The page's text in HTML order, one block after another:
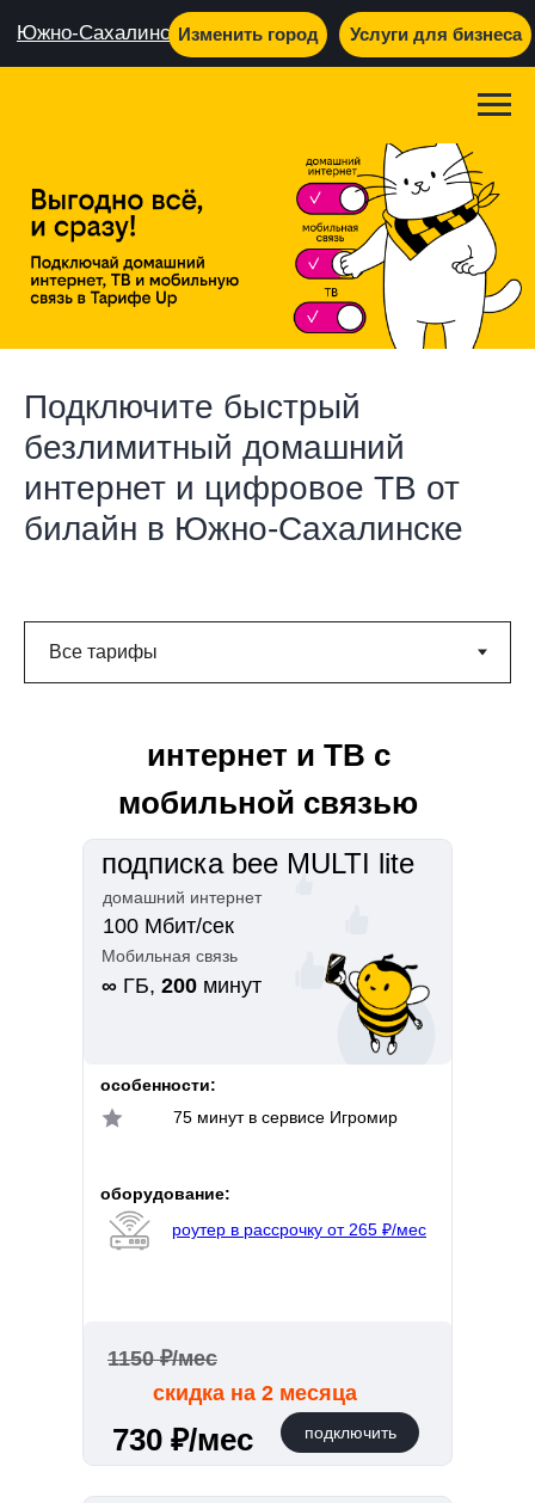
Южно-Сахалинск Изменить город Услуги для бизнеса
Подключите быстрый
безлимитный домашний
интернет и цифровое ТВ от
билайн в Южно-Сахалинске
интернет и ТВ с
мобильной связью
подписка bee MULTI lite
домашний интернет
Мобильная связь
100 Мбит/сек
подключить
∞ ГБ, 200 минут
730 ₽/мес
75 минут в сервисе Игромир
роутер в рассрочку от 265 ₽/мес
оборудование:
особенности:
1150 ₽/мес
скидка на 2 месяца